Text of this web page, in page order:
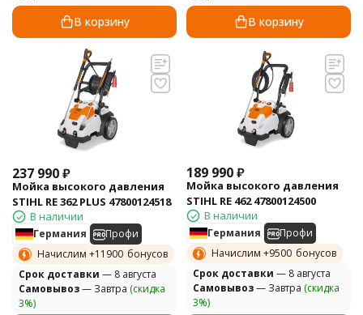
В корзину В корзину
237 990₽
Мойка высокого давления
STIHL RE 362 PLUS 47800124518
В наличии
Германия
Профи
Начислим +11900 бонусов
Cрок доставки — 8 августа
Самовывоз— Завтра (скидка
3%)
189 990₽
Мойка высокого давления
STIHL RE 462 47800124500
В наличии
Германия
Профи
Начислим +9500 бонусов
Cрок доставки — 8 августа
Самовывоз— Завтра (скидка
3%)